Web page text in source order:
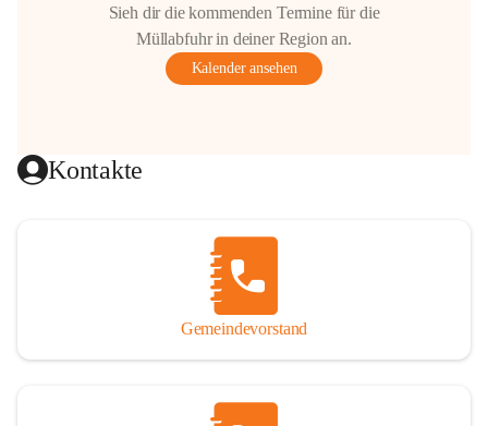
Sieh dir die kommenden Termine für die
Müllabfuhr in deiner Region an.
Kalender ansehen
Kontakte
Gemeindevorstand